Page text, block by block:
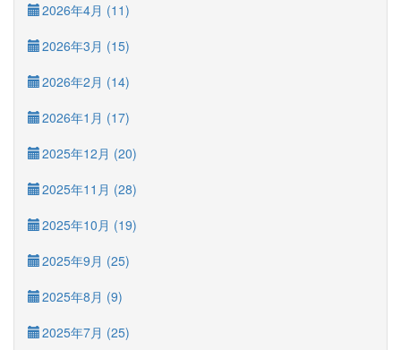
2026年4月 (11)
2026年3月 (15)
2026年2月 (14)
2026年1月 (17)
2025年12月 (20)
2025年11月 (28)
2025年10月 (19)
2025年9月 (25)
2025年8月 (9)
2025年7月 (25)